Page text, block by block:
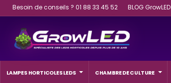
Besoin de conseils ? 01 88 33 45 52 BLOG GrowLED
LAMPES HORTICOLES LEDS CHAMBRE DE CULTURE